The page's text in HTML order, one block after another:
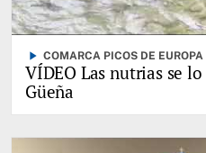
play_arrow COMARCA PICOS DE EUROPA
VÍDEO Las nutrias se
Güeña